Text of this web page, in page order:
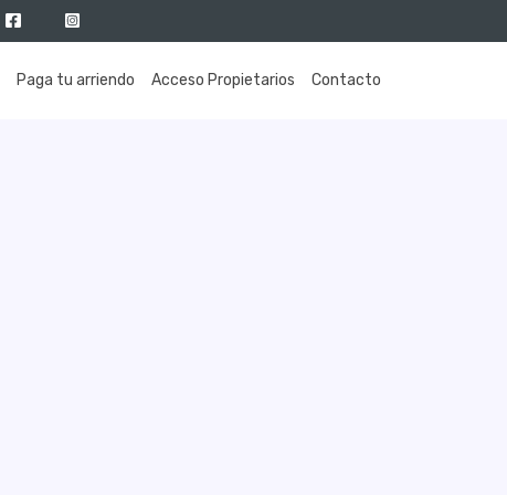
Paga tu arriendo Acceso Propietarios Contacto